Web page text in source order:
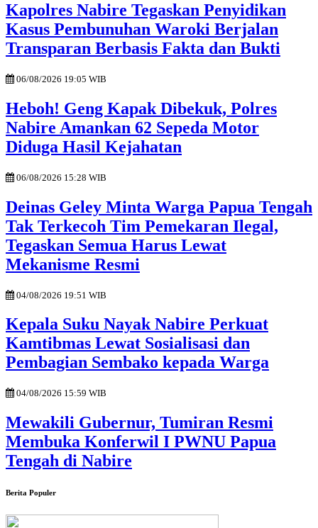
Kapolres Nabire Tegaskan Penyidikan
Kasus Pembunuhan Waroki Berjalan
Transparan Berbasis Fakta dan Bukti
06/08/2026 19:05 WIB
Heboh! Geng Kapak Dibekuk, Polres
Nabire Amankan 62 Sepeda Motor
Diduga Hasil Kejahatan
06/08/2026 15:28 WIB
Deinas Geley Minta Warga Papua Tengah
Tak Terkecoh Tim Pemekaran Ilegal,
Tegaskan Semua Harus Lewat
Mekanisme Resmi
04/08/2026 19:51 WIB
Kepala Suku Nayak Nabire Perkuat
Kamtibmas Lewat Sosialisasi dan
Pembagian Sembako kepada Warga
04/08/2026 15:59 WIB
Mewakili Gubernur, Tumiran Resmi
Membuka Konferwil I PWNU Papua
Tengah di Nabire
Berita Populer